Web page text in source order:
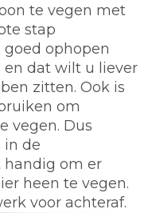
te vegen met
stap
ophopen
en dat wilt u liever
zitten. Ook is
om
vegen. Dus
in de
handig om er
heen te vegen.
voor achteraf.